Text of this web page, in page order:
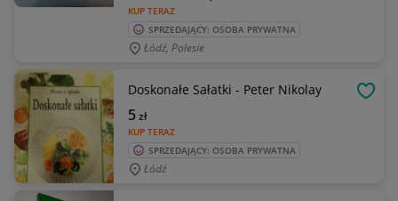
KUP TERAZ
SPRZEDAJĄCY: OSOBA PRYWATNA
Łódź, Polesie
Doskonałe Sałatki - Peter Nikolay
KUP TERAZ
5zł
SPRZEDAJĄCY: OSOBA PRYWATNA
Łódź